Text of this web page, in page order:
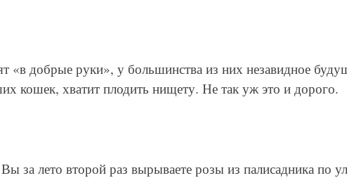
«в добрые руки», у большинства из них незавидное
кошек, хватит плодить нищету. Не так уж это и дорого.
лето второй раз вырываете розы из палисадника по